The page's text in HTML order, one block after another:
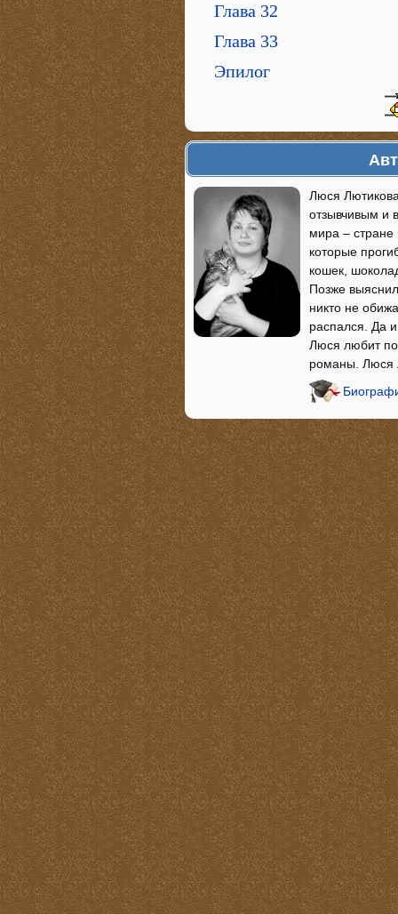
Глава 32
Глава 33
Эпилог
Люся
отзывчивым и
мира – стране
которые
кошек,
Позже
никто не
распался. Да
Люся любит
романы. Люся